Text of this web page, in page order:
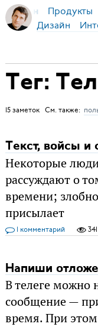
Бирман Продукты
Дизайн
Тег:
15 заметок См. также:
Текст, войсы и
Некоторые
рассуждают о
времени;
присылает
1 комментарий 341
Напиши
В телеге можно
сообщение —
время. При этом